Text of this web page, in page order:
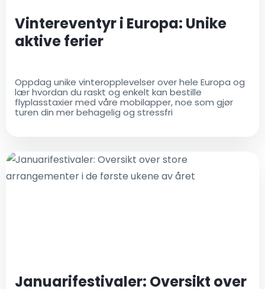
Vintereventyr i Europa: Unike
aktive ferier
Oppdag unike vinteropplevelser over hele Europa og
lær hvordan du raskt og enkelt kan bestille
flyplasstaxier med våre mobilapper, noe som gjør
turen din mer behagelig og stressfri
Januarifestivaler: Oversikt over